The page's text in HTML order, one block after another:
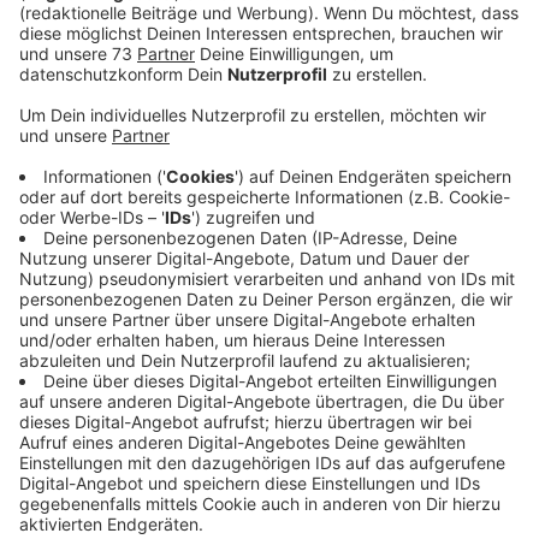
Veröffentlicht:Mittwoch, 05.03.2025 14:49
Anzeige
Vom Englischunterricht zum Radio
Anzeige
Bei dem Projekt der Grundschule haben die
Drittklässler Wetterberichte geplant und präsentiert.
Sie lernen seit einem halben Jahr Englisch berichten
deshalb das Wetter auf Englisch. Jana hat sich bei uns
gemeldet, weil die Kinder ihre Berichte gerne im
richtigen Radio hören würden. In der geschenkten
Minute können wir diesen Wunsch heute erfüllen. Die
Ausschnitte der Grundschüler laufen heute
Nachmittag hier bei uns.